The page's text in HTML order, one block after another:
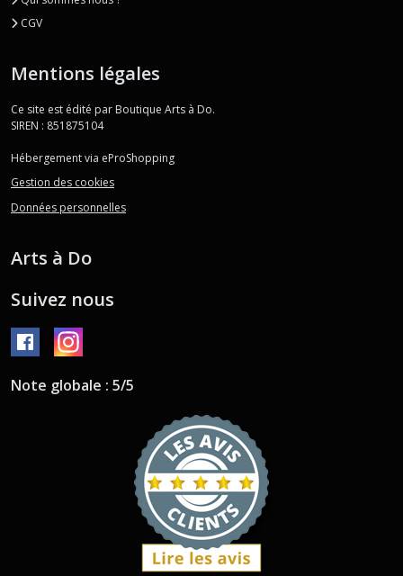
CGV
Mentions légales
Ce site est édité par Boutique Arts à Do.
SIREN : 851875104
Hébergement via eProShopping
Gestion des cookies
Données personnelles
Arts à Do
Suivez nous
Note globale : 5/5